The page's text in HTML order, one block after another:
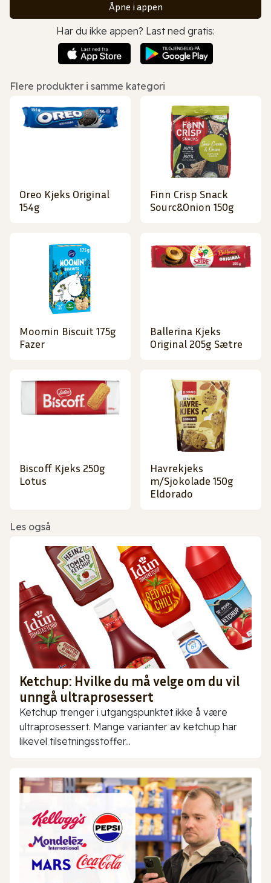
Åpne i appen
Har du ikke appen? Last ned gratis:
Flere produkter i samme kategori
Oreo Kjeks Original
154g
Finn Crisp Snack
Sourc&Onion 150g
Moomin Biscuit 175g
Fazer
Ballerina Kjeks
Original 205g Sætre
Biscoff Kjeks 250g
Lotus
Havrekjeks
m/Sjokolade 150g
Eldorado
Les også
Ketchup: Hvilke du må velge om du vil
unngå ultraprosessert
Ketchup trenger i utgangspunktet ikke å være
ultraprosessert. Mange varianter av ketchup har
likevel tilsetningsstoffer...